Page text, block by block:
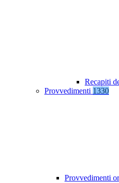
Recapiti
Provvedimenti 1330
Provvedimenti